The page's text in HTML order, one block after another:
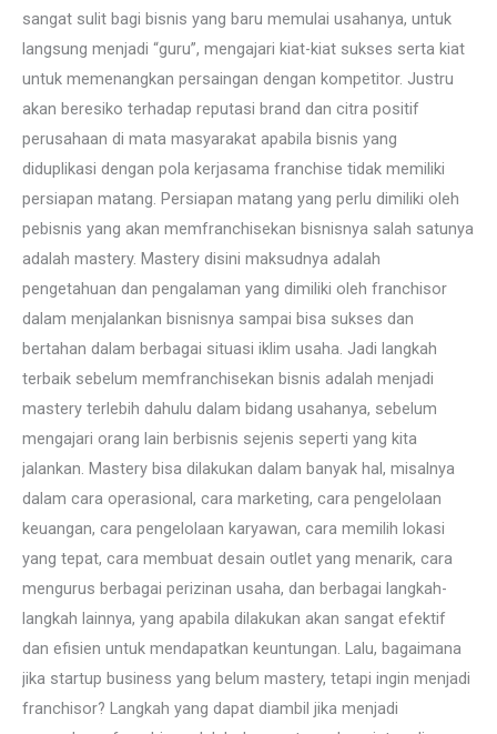
sangat sulit bagi bisnis yang baru memulai usahanya, untuk
langsung menjadi “guru”, mengajari kiat-kiat sukses serta kiat
untuk memenangkan persaingan dengan kompetitor. Justru
akan beresiko terhadap reputasi brand dan citra positif
perusahaan di mata masyarakat apabila bisnis yang
diduplikasi dengan pola kerjasama franchise tidak memiliki
persiapan matang. Persiapan matang yang perlu dimiliki oleh
pebisnis yang akan memfranchisekan bisnisnya salah satunya
adalah mastery. Mastery disini maksudnya adalah
pengetahuan dan pengalaman yang dimiliki oleh franchisor
dalam menjalankan bisnisnya sampai bisa sukses dan
bertahan dalam berbagai situasi iklim usaha. Jadi langkah
terbaik sebelum memfranchisekan bisnis adalah menjadi
mastery terlebih dahulu dalam bidang usahanya, sebelum
mengajari orang lain berbisnis sejenis seperti yang kita
jalankan. Mastery bisa dilakukan dalam banyak hal, misalnya
dalam cara operasional, cara marketing, cara pengelolaan
keuangan, cara pengelolaan karyawan, cara memilih lokasi
yang tepat, cara membuat desain outlet yang menarik, cara
mengurus berbagai perizinan usaha, dan berbagai langkah-
langkah lainnya, yang apabila dilakukan akan sangat efektif
dan efisien untuk mendapatkan keuntungan. Lalu, bagaimana
jika startup business yang belum mastery, tetapi ingin menjadi
franchisor? Langkah yang dapat diambil jika menjadi